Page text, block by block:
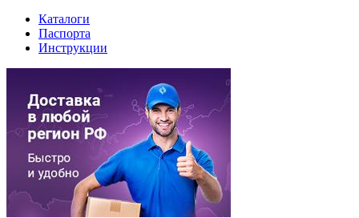
Каталоги
Паспорта
Инструкции